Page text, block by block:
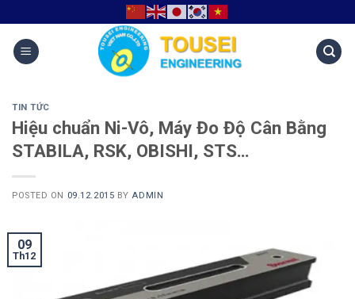
TIN TỨC
Hiệu chuẩn Ni-Vô, Máy Đo Độ Cân Bằng
STABILA, RSK, OBISHI, STS…
POSTED ON 09.12.2015 BY ADMIN
09
Th12